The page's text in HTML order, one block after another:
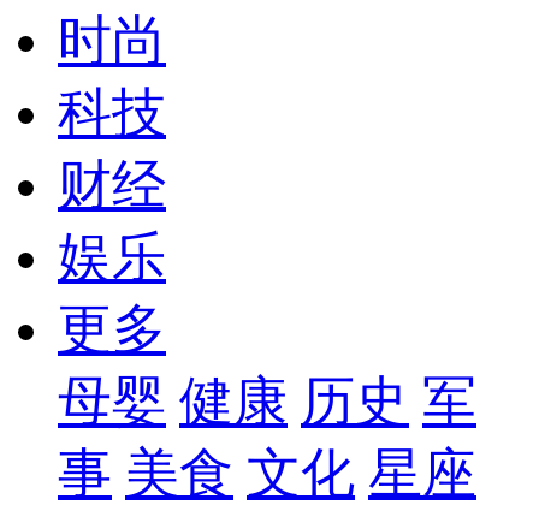
时尚
科技
财经
娱乐
更多
母婴 健康 历史 军
事 美食 文化 星座